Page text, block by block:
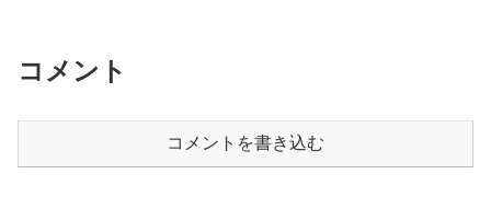
コメント
コメントを書き込む